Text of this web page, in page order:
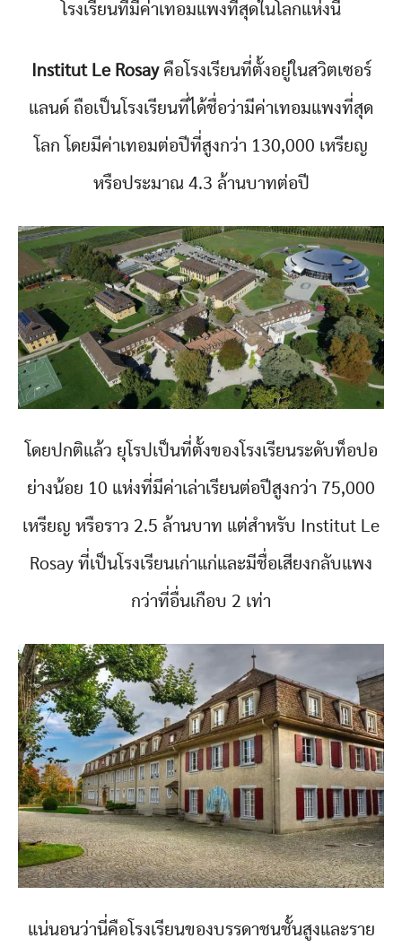
โรงเรียนที่มีค่าเทอมแพงที่สุดในโลกแห่งนี้
Institut Le Rosayคือโรงเรียนที่ตั้งอยู่ในสวิตเซอร์
แลนด์ ถือเป็นโรงเรียนที่ได้ชื่อว่ามีค่าเทอมแพงที่สุด
โลก โดยมีค่าเทอมต่อปีที่สูงกว่า 130,000 เหรียญ
หรือประมาณ 4.3 ล้านบาทต่อปี
โดยปกติแล้ว ยุโรปเป็นที่ตั้งของโรงเรียนระดับท็อปอ
ย่างน้อย 10 แห่งที่มีค่าเล่าเรียนต่อปีสูงกว่า 75,000
เหรียญ หรือราว 2.5 ล้านบาท แต่สำหรับ Institut Le
Rosay ที่เป็นโรงเรียนเก่าแก่และมีชื่อเสียงกลับแพง
กว่าที่อื่นเกือบ 2 เท่า
แน่นอนว่านี่คือโรงเรียนของบรรดาชนชั้นสูงและราย